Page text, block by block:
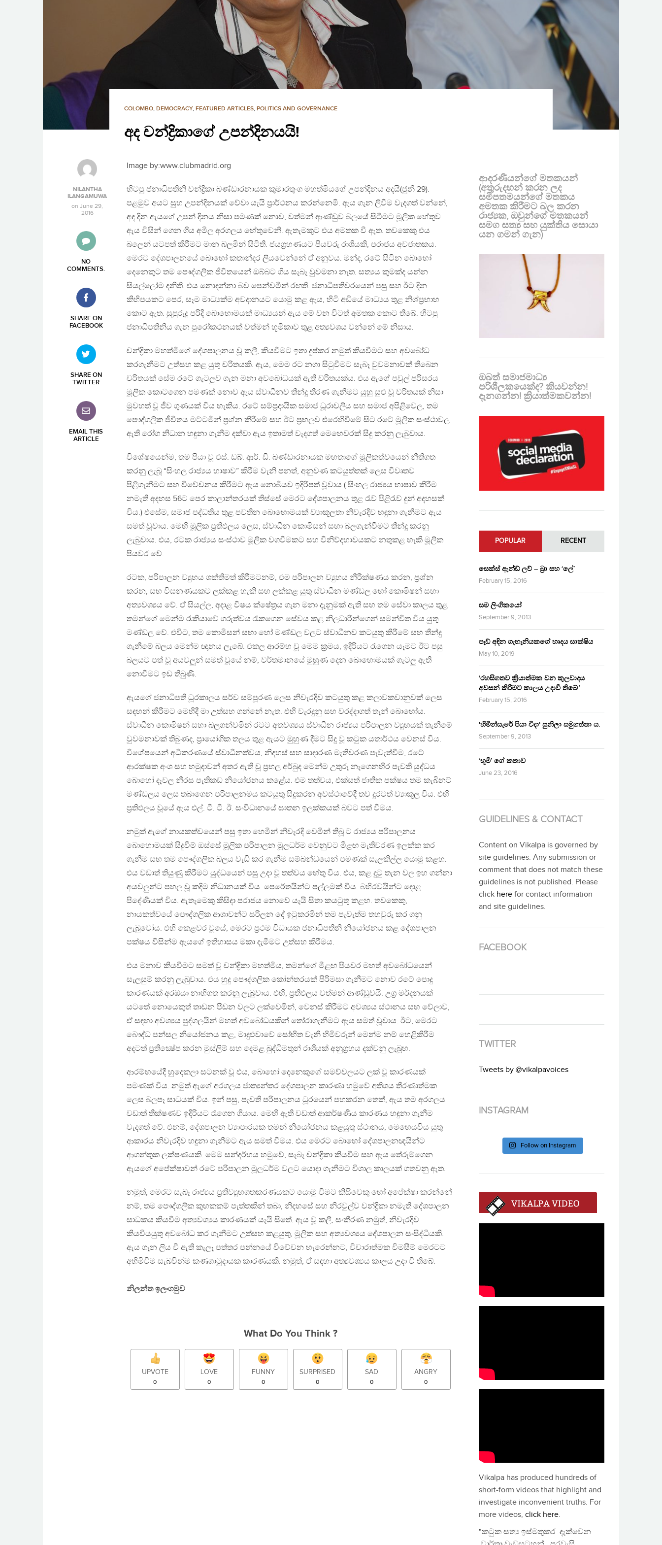
COLOMBO, DEMOCRACY, FEATURED ARTICLES, POLITICS AND GOVERNANCE
අද චන්ද්‍රිකාගේ උපන්දිනයයි!
NILANTHA
ILANGAMUWA
on June 29,
2016
NO
COMMENTS.
SHARE ON
FACEBOOK
SHARE ON
TWITTER
EMAIL THIS
ARTICLE
Image by:www.clubmadrid.org
හිටපු ජනාධිපතිනි චන්ද්‍රිකා බණ්ඩාරනායක කුමාරතුංග මහත්මියගේ උපන්දිනය අදයි(ජුනි 29).
පළමුව අයට සුභ උපන්දිනයක් වේවා යැයි ප්‍රාර්ථනය කරන්නෙමි. ඇය ගැන ලිවීම වැදගත් වන්නේ,
අද දින ඇයගේ උපන් දිනය නිසා පමණක් නොව, වත්මන් ආණ්ඩුව බලයේ සිටීමට මූලික හේතුව
ඇය විසින් ගෙන ගිය අමිල අරගලය හේතුවෙනි. ඇතැමකුට එය අමතක වී ඇත. තවකෙකු එය
බලෙන් යටපත් කිරීමට මාන බලමින් සිටිති. ජයග්‍රහණයට පියවරු රාශියකි, පරාජය අවජාතකය.
මෙරට දේශපාලනයේ බොහෝ කතාන්දර ලියවෙන්නේ ඒ අනුවය. මන්ද, රටේ සිටින බොහෝ
දෙනෙකුට තම පෞද්ගලික ජීවිතයෙන් ඔබ්බට ගිය සැබෑ වුවමනා නැත. සත්‍යය කුමක්ද යන්න
සියල්ලෝම දනිති. එය නොදන්නා බව පෙන්වමින් රඟති. ජනාධිපතිවරයෙන් පසු සහ ඊට දින
කිහිපයකට පෙර, සෑම මාධ්‍යක්ම අවදානයට යොමු කළ ඇය, හිටි අඩියේ මාධ්‍යය තුළ නිශ්ප්‍රභාහ
කොට ඇත. සුපුරුදු පරිදි බොහොමයක් මාධ්‍යයන් ඇය මේ වන විටත් අමතක කොට තිබේ. හිටපු
ජනාධිපතිනිය ගැන පුරෝකථනයක් වත්මන් භූමිකාව තුළ අත්‍යවශය වන්නේ මේ නිසාය.
චන්ද්‍රිකා මහත්මිගේ දේශපාලනය වූ කලී, කියවීමට ඉතා දුෂ්කර නමුත් කියවීමට සහ අවබෝධ
කරගැනීමට උත්සහ කළ යුතු චරිතයකි. ඇය, මෙම රට නගා සිටුවීමට සැබෑ වුවමනාවක් තිබෙන
චරිතයක් සේම රටේ ගැටලුව ගැන මනා අවබෝධයක් ඇති චරිතයක්ය. එය ඇගේ පවුල් පරිසරය
මූලික කොටගෙන පමණක් නොව ඇය ස්වාධීනව තීන්දු තීරණ ගැනීමට යුහු සුළු වූ චරිතයක් නිසා
මුවහත් වූ ජීව ගුණයක් විය හැකිය. රටේ සම්ප්‍රදායික සමාජ ධූරාවලිය සහ සමාජ අපිළිවෙල, තම
පෞද්ගලික ජීවිතය මට්ටමින් ප්‍රශ්න කිරීමේ සහ ඊට ප්‍රභලව එරෙහිවීමේ සිට රටේ මූලික සංස්ථාවල
ඇති රෝග නිධාන හඳුනා ගැනීම දක්වා ඇය ඉතාමත් වැදගත් මෙහෙවරක් සිදු කරනු ලැබුවාය.
විශේෂයෙන්ම, තම පියා වූ එස්. ඩබ්. ආර්. ඩී. බණ්ඩාරනායක මහතාගේ මූලිකත්වයෙන් නීතිගත
කරනු ලැබූ “සිංහල රාජ්‍යය භාෂාව” කිරීම වැනි පනත්, අනුවණ කටයුත්තක් ලෙස විවෘතව
පිළිගැනීමට සහ විවේචනය කිරීමට ඇය නොබියව ඉදිරිපත් වූවාය.( සිංහල රාජ්‍යය භාෂාව කිරීම
නමැති අදහස 56ට පෙර කාලාන්තරයක් තිස්සේ මෙරට දේශපාලනය තුළ රැව් පිළිරැව් දුන් අදහසක්
විය.) එසේම, සමාජ පද්ධතිය තුළ පවතින බොහොමයක් ව්‍යාකූලතා නිවැරදිව හඳුනා ගැනීමට ඇය
සමත් වූවාය. මෙහි මූලික ප්‍රතිඵලය ලෙස, ස්වාධීන කොමිසන් සභා බලගැන්වීමට තීන්දු කරනු
ලැබුවාය. එය, රටක රාජ්‍යය සංස්ථාව මූලික වගවීමකට සහ විනිව්දභාවයකට නතුකළ හැකි මූලික
පියවර වේ.
රටක, පරිපාලන ව්‍යුහය ශක්තිමත් කිරීමටනම්, එම පරිපාලන ව්‍යුහය නීරීක්ෂණය කරන, ප්‍රශ්න
කරන, සහ විඝනණයකට ලක්කළ හැකි සහ ලක්කළ යුතු ස්වාධීන මණ්ඩල හෝ කොමිෂන් සභා
අත්‍යවශ්‍යය වේ. ඒ සියල්ල, අදාළ විෂය ක්ෂේත්‍රය ගැන මනා දැනුමක් ඇති සහ තම සේවා කාලය තුළ
තමන්ගේ මෙන්ම රැකියාවේ ගරුත්වය රැකගෙන සේවය කළ නිලධාරීන්ගෙන් සමන්විත විය යුතු
මණ්ඩල වේ. එවිට, තම කොමිසන් සභා හෝ මණ්ඩල වලට ස්වාධීනව කටයුතු කිරීමේ සහ තීන්දු
ගැනීමේ බලය මෙන්ම ඥානය ලැබේ. එකල ආරම්භ වූ මෙම ක්‍රමය, ඉදිරියට රැගෙන යෑමට ඊට පසු
බලයට පත් වූ අයවලුන් සමත් වූයේ නම්, වර්තමානයේ මුහුණ දෙන බොහොමයක් ගැටලු ඇති
නොවීමට ඉඩ තිබුණි.
ඇයගේ ජනාධිපති ධූරකාලය සර්ව සම්පූරණ ලෙස නිවැරදිව කටයුතු කළ කලාවකවානුවක් ලෙස
සඳහන් කිරීමට මෙහිදී මා උත්සහ ගන්නේ නැත. එහි වැරදුනු සහ වරද්දාගත් තැන් බොහෝය.
ස්වාධීන කොමිෂන් සභා බලගන්වමින් රටට අතවශ්‍යය ස්වාධීන රාජ්‍යය පරිපාලන ව්‍යුහයක් තැනීමේ
වුවමනාවක් තිබුණද, ප්‍රායෝගික තලය තුළ ඇයට මුහුණ දීමට සිදු වූ කටුක යතාර්ථය වෙනස් විය.
විශේෂයෙන් අධිකරණයේ ස්වාධීනත්වය, නිදහස් සහ සාදාරණ මැතිවරණ පැවැත්වීම, රටේ
ආරක්ෂක අංශ සහ හමුදාවන් අතර ඇති වූ ප්‍රභල අර්බුද මෙන්ම උතුරු නැගෙනහිර පැවති යුද්ධය
බොහෝ දෑවල නීරස පැතිකඩ නියෝජනය කළේය. එම තත්වය, එක්සත් ජාතික පක්ෂය තම කැබිනට්
මණ්ඩලය ලෙස තබාගෙන පරිපාලනමය කටයුතු සිදුකරන අවස්ථාවේදී තව දුරටත් ව්‍යාකූල විය. එහි
ප්‍රතිඵලය වූයේ ඇය එල්. ටී. ටී. ඊ. සංවිධානයේ ඝාතන ඉලක්කයක් බවට පත් වීමය.
නමුත් ඇගේ නායකත්වයෙන් පසු ඉතා හෙමින් නිවැරදි වෙමින් තිබූ ට රාජ්‍යය පරිපාලනය
බොහොමයක් සිදුවීම් ඔස්සේ මූලික පරිපාලන මූලධර්ම වෙනුවට මීළඟ මැතිවරණ ඉලක්ක කර
ගැනීම සහ තම පෞද්ගලික බලය වැඩි කර ගැනීම සම්බන්ධයෙන් පමණක් සැලකිල්ල යොමු කළහ.
එය වඩාත් තියුණු කිරීමට යුද්ධයෙන් පසු උදා වූ තත්වය හේතු විය. එය, කළ දුටු තැන වල ඉහ ගන්නා
අයවලුන්ට පහල වූ කදිම නිධානයක් විය. පෙරේතයින්ට පල්ලමක් විය. බහිරවයින්ට දොළ
පිදේණියක් විය. ඇතැමෙකු කිසිදා පරාජය නොවේ යැයි සිතා කයටුතු කළහ. තවකෙකු,
නායකත්වයේ පෞද්ගලික ආශාවන්ට සරිලන දේ ඉටුකරමින් තම පැවැත්ම තහවුරු කර ගනු
ලැබුවෝය. එහි කෙළවර වූයේ, මෙරට ප්‍රථම විධායක ජනාධිපතිනි නියෝජනය කළ දේශපාලන
පක්ෂය විසින්ම ඇයගේ ඉතිහාසය මකා දැමීමට උත්සහ කිරීමය.
එය මනාව කියවීමට සමත් වූ චන්ද්‍රිකා මහත්මිය, තමන්ගේ මීළඟ පියවර මහත් අවබෝධයෙන්
සැලසුම් කරනු ලැබුවාය. එය හුදු පෞද්ගලික කෝන්තරයක් පිරිමසා ගැනීමට නොව රටේ පොදු
කාරණයක් අරඹයා නාභිගත කරනු ලැබුවාය. එහි, ප්‍රතිඵලය වත්මන් ආණ්ඩුවයි. උග්‍ර මර්දනයක්
යටතේ නොයෙකුත් තාඩන පීඩන වලට ලක්වෙමින්, වෙනස් කිරීමට අවශ්‍යය ස්ථානය සහ වේලාව,
ඒ සඳහා අවශ්‍යය පුද්ගලයින් මහත් අවබෝධයකින් තෝරාගැනීමට ඇය සමත් වූවාය. ඊට, මෙරට
බෞද්ධ පන්සල නියෝජනය කළ, මාදුළුවාවේ සෝභිත වැනි හිමිවරුන් මෙන්ම නම් හෙළිකිරීම
අදටත් ප්‍රතික්‍ෂේප කරන මුස්ලිම් සහ දෙමළ බුද්ධිමතුන් රාශියක් අනුග්‍රහය දක්වනු ලැබූහ.
ආරම්භයේදී හුදෙකලා සටනක් වූ එය, බොහෝ දෙනෙකුගේ සමච්චලයට ලක් වූ කාරණයක්
පමණක් විය. නමුත් ඇගේ අරගලය ජාත්‍යන්තර දේශපාලන කාරණා හමුවේ අතිශය තීරණාත්මක
ලෙස බලපෑ සාධයක් විය. ඉන් පසු, පැවති පරිපාලනය ධූරයෙන් පහකරන තෙක්, ඇය තම අරගලය
වඩාත් තීක්ෂණව ඉදිරියට රැගෙන ගියාය. මෙහි ඇති වඩාත් ආකර්ෂණීය කාරණය හඳුනා ගැනීම
වැදගත් වේ. එනම්, දේශපාලන ව්‍යාපාරයක තමන් නියෝජනය කළයුතු ස්ථානය, මෙහෙයවිය යුතු
ආකාරය නිවැරදිව හඳුනා ගැනීමට ඇය සමත් වීමය. එය මෙරට බොහෝ දේශපාලනඥයින්ට
ආගන්තුක ලක්ෂණයකි. මෙම සන්දර්භය හමුවේ, සැබෑ චන්ද්‍රිකා කියවීම සහ ඇය තේරුම්ගෙන
ඇයගේ අපේක්ෂාවන් රටේ පරිපාලන මූලධර්ම වලට යොදා ගැනීමට විශාල කාලයක් ගතවනු ඇත.
නමුත්, මෙරට සැබෑ රාජ්‍යය ප්‍රතිව්‍යුහගතකරණයකට යොමු වීමට කිසිවෙකු හෝ අපේක්ෂා කරන්නේ
නම්, තම පෞද්ගලික කුහකකම් පැත්තකින් තබා, නිදහසේ සහ නිරවුල්ව චන්ද්‍රිකා නමැති දේශපාලන
සාධකය කියවීම අත්‍යවශ්‍යය කාරණයක් යැයි සිතේ. ඇය වූ කලී, සංකීරණ නමුත්, නිවැරදිව
කියවියයුතු අවබෝධ කර ගැනීමට උත්සහ කළයුතු, මූලික සහ අත්‍යවශ්‍යය දේශපාලන සංසිද්ධියකි.
ඇය ගැන ලිය වී ඇති කැලෑ පත්තර පන්නයේ විවේචන හැරෙන්නට, විචාරාත්මක විමසීම් මෙරටට
අහිමිවීම සැබවින්ම කණගාටුදායක කාරණයකි. නමුත්, ඒ සඳහා අත්‍යවශ්‍යය කාලය උදා වී තිබේ.
නිලන්ත ඉලංගමුව
What Do You Think ?
UPVOTE
0
LOVE
0
FUNNY
0
SURPRISED
0
SAD
0
ANGRY
0
ආදරණීයන්ගේ මතකයන්
(අතුරුදහන් කරන ලද
සමීපතමයන්ගේ මතකය
අමතක කිරීමට බල කරන
රාජ්‍යක, ඔවුන්ගේ මතකයන්
සමග සත්‍ය සහ යුක්තිය සොයා
යන ගමන් ගැන)
ඔබත් සමාජමාධ්‍ය
පරිශීලකයෙක්ද? කියවන්න!
දැනගන්න! ක්‍රියාත්මකවන්න!
POPULAR RECENT
සෙක්ස් ඇන්ඩ් ලව් – බ්‍රා සහ ‘ලේ’
February 15, 2016
සම ලිංගිකයෝ
September 9, 2013
පෑඩ් අඳින ගැහැනියකගේ හෘදය සාක්ෂිය
May 10, 2019
‘රහසිගතව ක්‍රියාත්මක වන කුලවාදය
අවසන් කිරීමට කාලය උදාවී තිබේ.’
February 15, 2016
‘හිමින්සැරේ පියා විදා‘ සුනිලා සමුගත්තා ය.
September 9, 2013
‘භූමි’ ගේ කතාව
June 23, 2016
GUIDELINES & CONTACT
Content on Vikalpa is governed by
site guidelines. Any submission or
comment that does not match these
guidelines is not published. Please
click here for contact information
and site guidelines.
FACEBOOK
TWITTER
Tweets by @vikalpavoices
INSTAGRAM
Follow on Instagram
Vikalpa has produced hundreds of
short-form videos that highlight and
investigate inconvenient truths. For
more videos, click here.
"කටුක සත්‍ය ඉස්මතුකර දැක්වෙන